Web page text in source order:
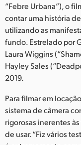
Netherlands
New Zealand
Norway
Poland
Singapore
South Africa
“Febre Urbana”), o
contar uma história
utilizando as
fundo. Estrelado por
Laura Wiggins
Hayley Sales
2019.
Para filmar em
sistema de câmera
rigorosas inerentes
de usar. “Fiz vários